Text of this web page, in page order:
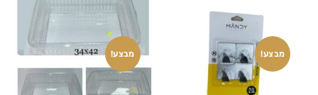
מבצע! מבצע!